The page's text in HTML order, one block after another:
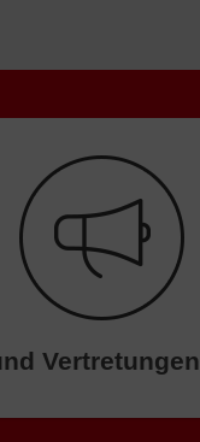
Vertretungen